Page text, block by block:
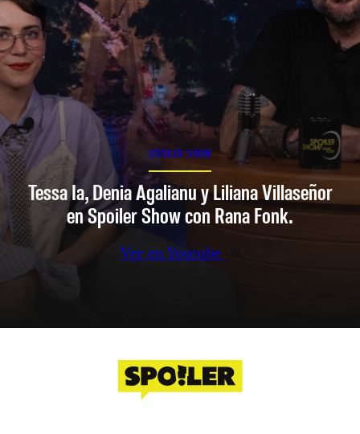
SPOILER SHOW
Tessa Ia, Denia Agalianu y Liliana Villaseñor
en Spoiler Show con Rana Fonk.
Ver en Youtube